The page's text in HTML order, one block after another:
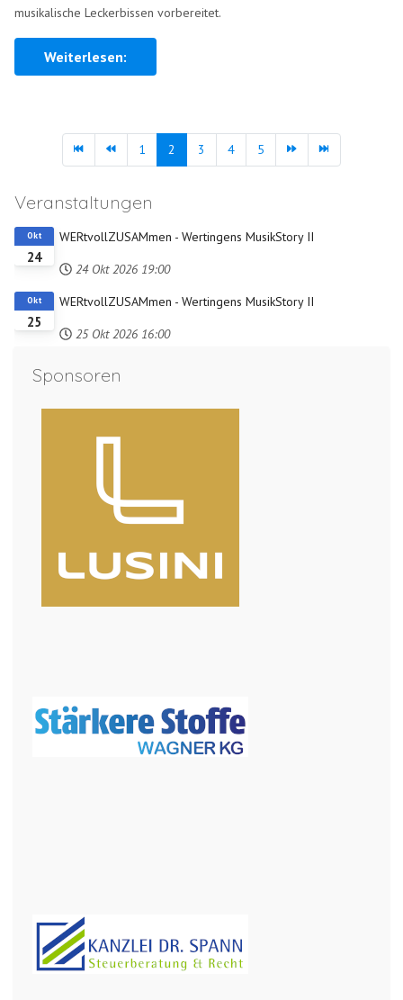
musikalische Leckerbissen vorbereitet.
Weiterlesen:
1 2 3 4 5
Veranstaltungen
24
Okt WERtvollZUSAMmen - Wertingens MusikStory II
24 Okt 2026 19:00
25
Okt WERtvollZUSAMmen - Wertingens MusikStory II
25 Okt 2026 16:00
Sponsoren